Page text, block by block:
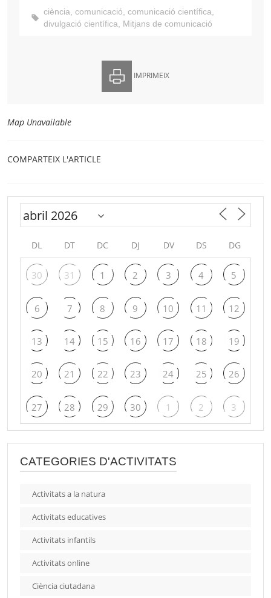
ciència, comunicació, comunicació científica,
divulgació científica, Mitjans de comunicació
IMPRIMEIX
Map Unavailable
COMPARTEIX L'ARTICLE
DL DT DC DJ DV DS DG
30 31 1 2 3 4 5
6 7 8 9 10 11 12
13 14 15 16 17 18 19
20 21 22 23 24 25 26
27 28 29 30 1 2 3
CATEGORIES D'ACTIVITATS
Activitats a la natura
Activitats educatives
Activitats infantils
Activitats online
Ciència ciutadana